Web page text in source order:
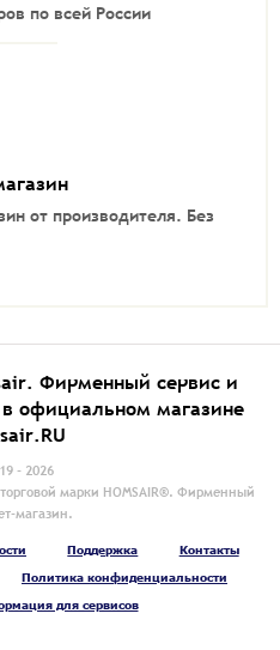
по всей России
от производителя. Без
Фирменный сервис и
официальном магазине
- 2026
марки HOMSAIR®. Фирменный
магазин.
Поддержка
Контакты
Политика конфиденциальности
для сервисов